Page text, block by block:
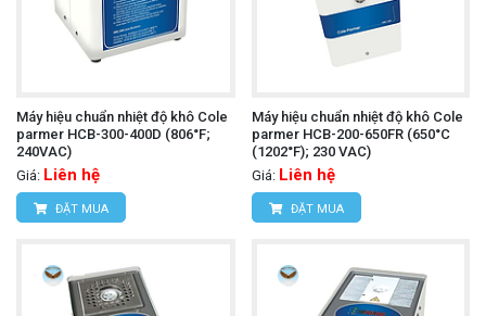
Máy hiệu chuẩn nhiệt độ khô Cole
parmer HCB-300-400D (806°F;
240VAC)
Giá: Liên hệ
ĐẶT MUA
Máy hiệu chuẩn nhiệt độ khô Cole
parmer HCB-200-650FR (650°C
(1202°F); 230 VAC)
Giá: Liên hệ
ĐẶT MUA